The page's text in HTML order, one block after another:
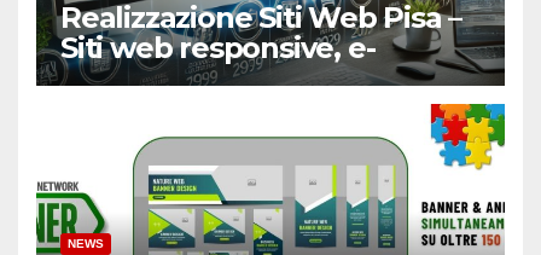
Realizzazione Siti Web Pisa –
Siti web responsive, e-
Commerce
NEWS